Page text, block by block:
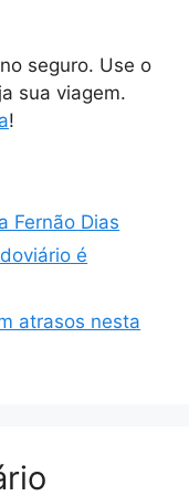
seguro. Use o
sua viagem.
!
Fernão Dias
é
atrasos nesta